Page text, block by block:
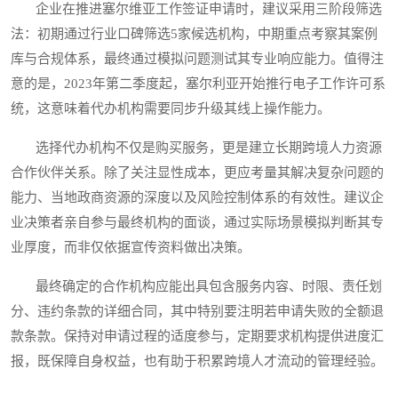
企业在推进塞尔维亚工作签证申请时，建议采用三阶段筛选
法：初期通过行业口碑筛选5家候选机构，中期重点考察其案例
库与合规体系，最终通过模拟问题测试其专业响应能力。值得注
意的是，2023年第二季度起，塞尔利亚开始推行电子工作许可系
统，这意味着代办机构需要同步升级其线上操作能力。
选择代办机构不仅是购买服务，更是建立长期跨境人力资源
合作伙伴关系。除了关注显性成本，更应考量其解决复杂问题的
能力、当地政商资源的深度以及风险控制体系的有效性。建议企
业决策者亲自参与最终机构的面谈，通过实际场景模拟判断其专
业厚度，而非仅依据宣传资料做出决策。
最终确定的合作机构应能出具包含服务内容、时限、责任划
分、违约条款的详细合同，其中特别要注明若申请失败的全额退
款条款。保持对申请过程的适度参与，定期要求机构提供进度汇
报，既保障自身权益，也有助于积累跨境人才流动的管理经验。